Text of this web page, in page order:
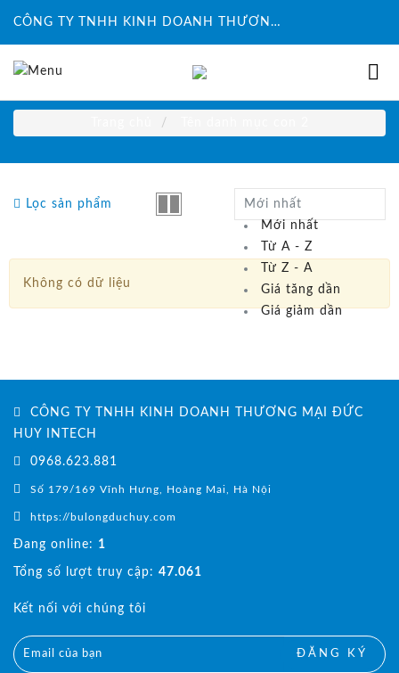
CÔNG TY TNHH KINH DOANH THƯƠNG MẠI ĐỨC HUY INTECH
Lọc sản phẩm
Mới nhất
Mới nhất
Từ A - Z
Từ Z - A
Giá tăng dần
Giá giảm dần
Không có dữ liệu
CÔNG TY TNHH KINH DOANH THƯƠNG MẠI ĐỨC
HUY INTECH
0968.623.881
Số 179/169 Vĩnh Hưng, Hoàng Mai, Hà Nội
https://bulongduchuy.com
Đang online: 1
Tổng số lượt truy cập: 47.061
Kết nối với chúng tôi
ĐĂNG KÝ